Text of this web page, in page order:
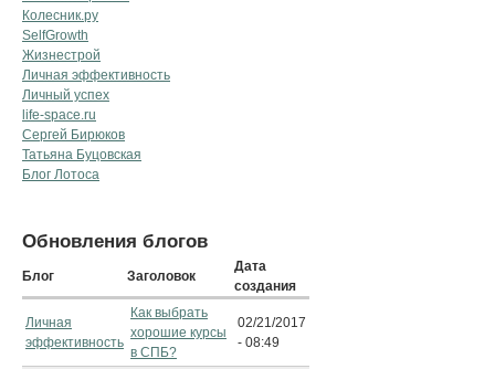
Колесник.ру
SelfGrowth
Жизнестрой
Личная эффективность
Личный успех
life-space.ru
Сергей Бирюков
Татьяна Буцовская
Блог Лотоса
Обновления блогов
Блог Заголовок
Дата
создания
Личная
эффективность
Как выбрать
хорошие курсы
в СПБ?
02/21/2017
- 08:49